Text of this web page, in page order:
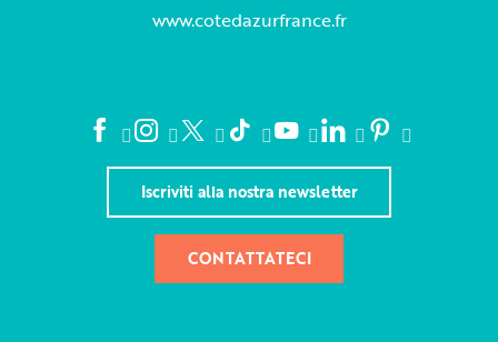
www.cotedazurfrance.fr
Iscriviti alla nostra newsletter
CONTATTATECI